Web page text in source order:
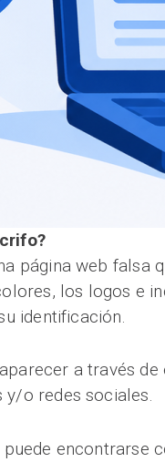
página web falsa
los logos e
identificación.
a través
y/o redes sociales.
encontrarse